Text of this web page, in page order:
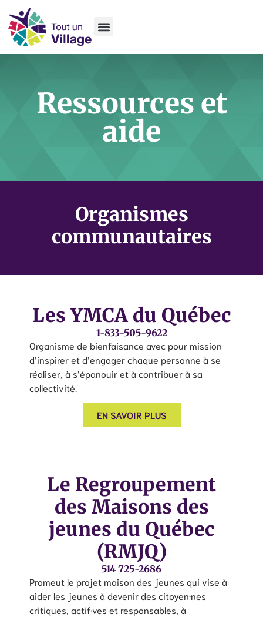
Ressources et
aide
Organismes
communautaires
Les YMCA du Québec
1-833-505-9622
Organisme de bienfaisance avec pour mission
d’inspirer et d’engager chaque personne à se
réaliser, à s’épanouir et à contribuer à sa
collectivité.
EN SAVOIR PLUS
Le Regroupement
des Maisons des
jeunes du Québec
(RMJQ)
514 725-2686
Promeut le projet maison des jeunes qui vise à
aider les jeunes à devenir des citoyen·nes
critiques, actif·ves et responsables, à